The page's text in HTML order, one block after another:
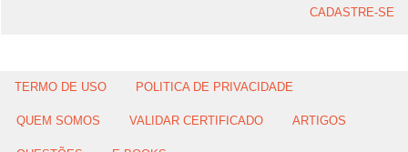
CADASTRE-SE
TERMO DE USO POLITICA DE PRIVACIDADE
QUEM SOMOS VALIDAR CERTIFICADO ARTIGOS